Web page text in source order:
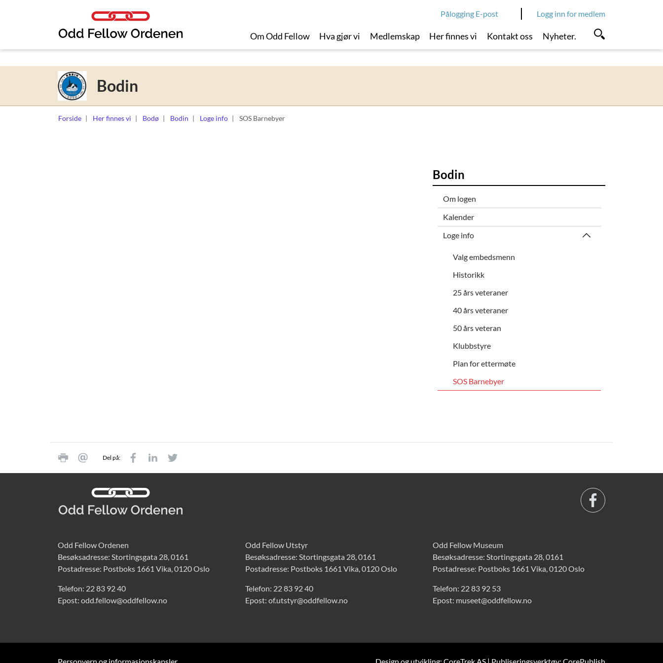
Logg inn for medlem
Pålogging E-post
Om Odd Fellow Hva gjør vi Medlemskap Her finnes vi Kontakt oss Nyheter.
Bodin
Forside Her finnes vi Bodø Bodin Loge info SOS Barnebyer
Bodin
Om logen
Kalender
Loge info
Valg embedsmenn
Historikk
25 års veteraner
40 års veteraner
50 års veteran
Klubbstyre
Plan for ettermøte
SOS Barnebyer
Del på:
Odd Fellow Ordenen
Besøksadresse: Stortingsgata 28, 0161
Postadresse: Postboks 1661 Vika, 0120 Oslo
Telefon: 22 83 92 40
Epost: odd.fellow@oddfellow.no
Odd Fellow Utstyr
Besøksadresse: Stortingsgata 28, 0161
Postadresse: Postboks 1661 Vika, 0120 Oslo
Telefon: 22 83 92 40
Epost: of.utstyr@oddfellow.no
Odd Fellow Museum
Besøksadresse: Stortingsgata 28, 0161
Postadresse: Postboks 1661 Vika, 0120 Oslo
Telefon: 22 83 92 53
Epost: museet@oddfellow.no